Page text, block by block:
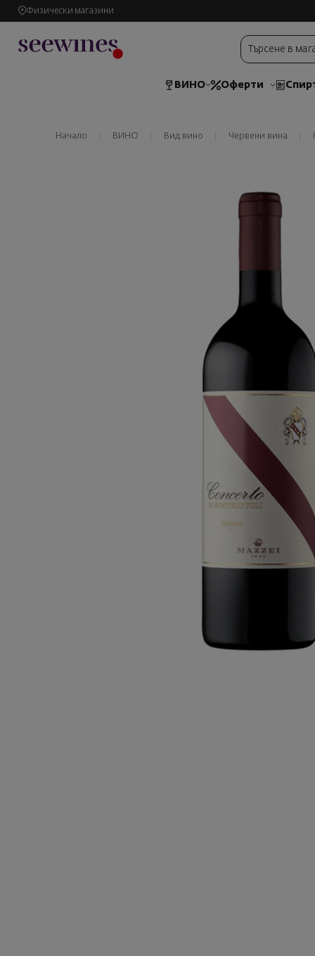
Физически магазини
ВИНО Оферти
Начало ВИНО Вид вино Червени вина